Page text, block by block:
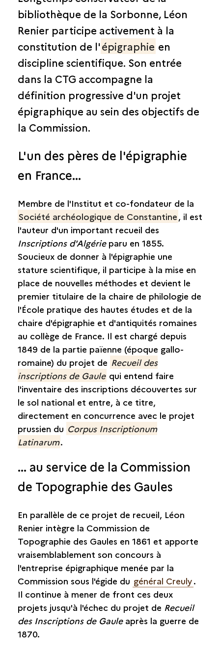
bibliothèque de la Sorbonne, Léon
Renier participe activement à la
constitution de l'épigraphie en
discipline scientifique. Son entrée
dans la CTG accompagne la
définition progressive d'un projet
épigraphique au sein des objectifs de
la Commission.
L'un des pères de l'épigraphie
en France...
Membre de l'Institut et co-fondateur de la
Société archéologique de Constantine , il est
l'auteur d'un important recueil des
Inscriptions d'Algérieparu en 1855.
Soucieux de donner à l'épigraphie une
stature scientifique, il participe à la mise en
place de nouvelles méthodes et devient le
premier titulaire de la chaire de philologie de
l'École pratique des hautes études et de la
chaire d'épigraphie et d'antiquités romaines
au collège de France. Il est chargé depuis
1849 de la partie païenne (époque gallo-
romaine) du projet de Recueil des
inscriptions de Gaule qui entend faire
l'inventaire des inscriptions découvertes sur
le sol national et entre, à ce titre,
directement en concurrence avec le projet
prussien du Corpus Inscriptionum
Latinarum.
... au service de la Commission
de Topographie des Gaules
En parallèle de ce projet de recueil, Léon
Renier intègre la Commission de
Topographie des Gaules en 1861 et apporte
vraisemblablement son concours à
l'entreprise épigraphique menée par la
Commission sous l'égide du général Creuly.
Il continue à mener de front ces deux
projets jusqu'à l'échec du projet de Recueil
des Inscriptions de Gauleaprès la guerre de
1870.